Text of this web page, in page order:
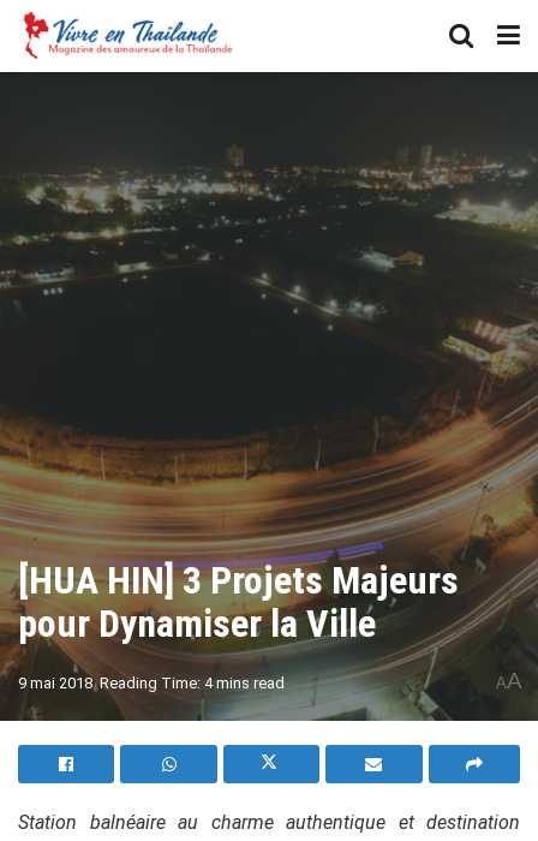
[HUA HIN] 3 Projets Majeurs
pour Dynamiser la Ville
9 mai 2018 Reading Time: 4 mins read AA
Station balnéaire au charme authentique et destination